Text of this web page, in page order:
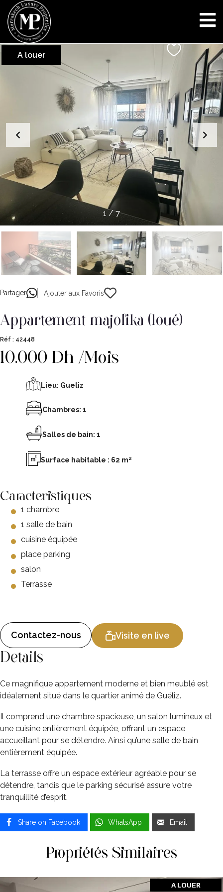
A louer
1 /7
Ajouter aux Favoris
Partager
appartement majolika (loué)
Réf : 42448
10.000 Dh /Mois
Lieu: Gueliz
Chambres: 1
Salles de bain: 1
Surface habitable : 62 m²
Caracteristiques
1 chambre
1 salle de bain
cuisine équipée
place parking
salon
Terrasse
Contactez-nous Visite en live
Details
Ce magnifique appartement moderne et bien meublé est
idéalement situé dans le quartier animé de Guéliz.
Il comprend une chambre spacieuse, un salon lumineux et
une cuisine entièrement équipée, offrant un espace
accueillant pour se détendre. Ainsi qu’une salle de bain
entièrement équipée.
La terrasse offre un espace extérieur agréable pour se
détendre, tandis que le parking sécurisé assure votre
tranquillité d’esprit.
Share on Facebook WhatsApp Email
Propriétés Similaires
A LOUER